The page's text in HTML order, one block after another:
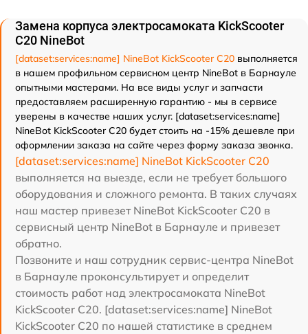
Замена корпуса электросамоката KickScooter
C20 NineBot
[dataset:services:name] NineBot KickScooter C20 выполняется
в нашем профильном сервисном центр NineBot в Барнауле
опытными мастерами. На все виды услуг и запчасти
предоставляем расширенную гарантию - мы в сервисе
уверены в качестве наших услуг. [dataset:services:name]
NineBot KickScooter C20 будет стоить на -15% дешевле при
оформлении заказа на сайте через форму заказа звонка.
[dataset:services:name] NineBot KickScooter C20
выполняется на выезде, если не требует большого
оборудования и сложного ремонта. В таких случаях
наш мастер привезет NineBot KickScooter C20 в
сервисный центр NineBot в Барнауле и привезет
обратно.
Позвоните и наш сотрудник сервис-центра NineBot
в Барнауле проконсультирует и определит
стоимость работ над электросамоката NineBot
KickScooter C20. [dataset:services:name] NineBot
KickScooter C20 по нашей статистике в среднем